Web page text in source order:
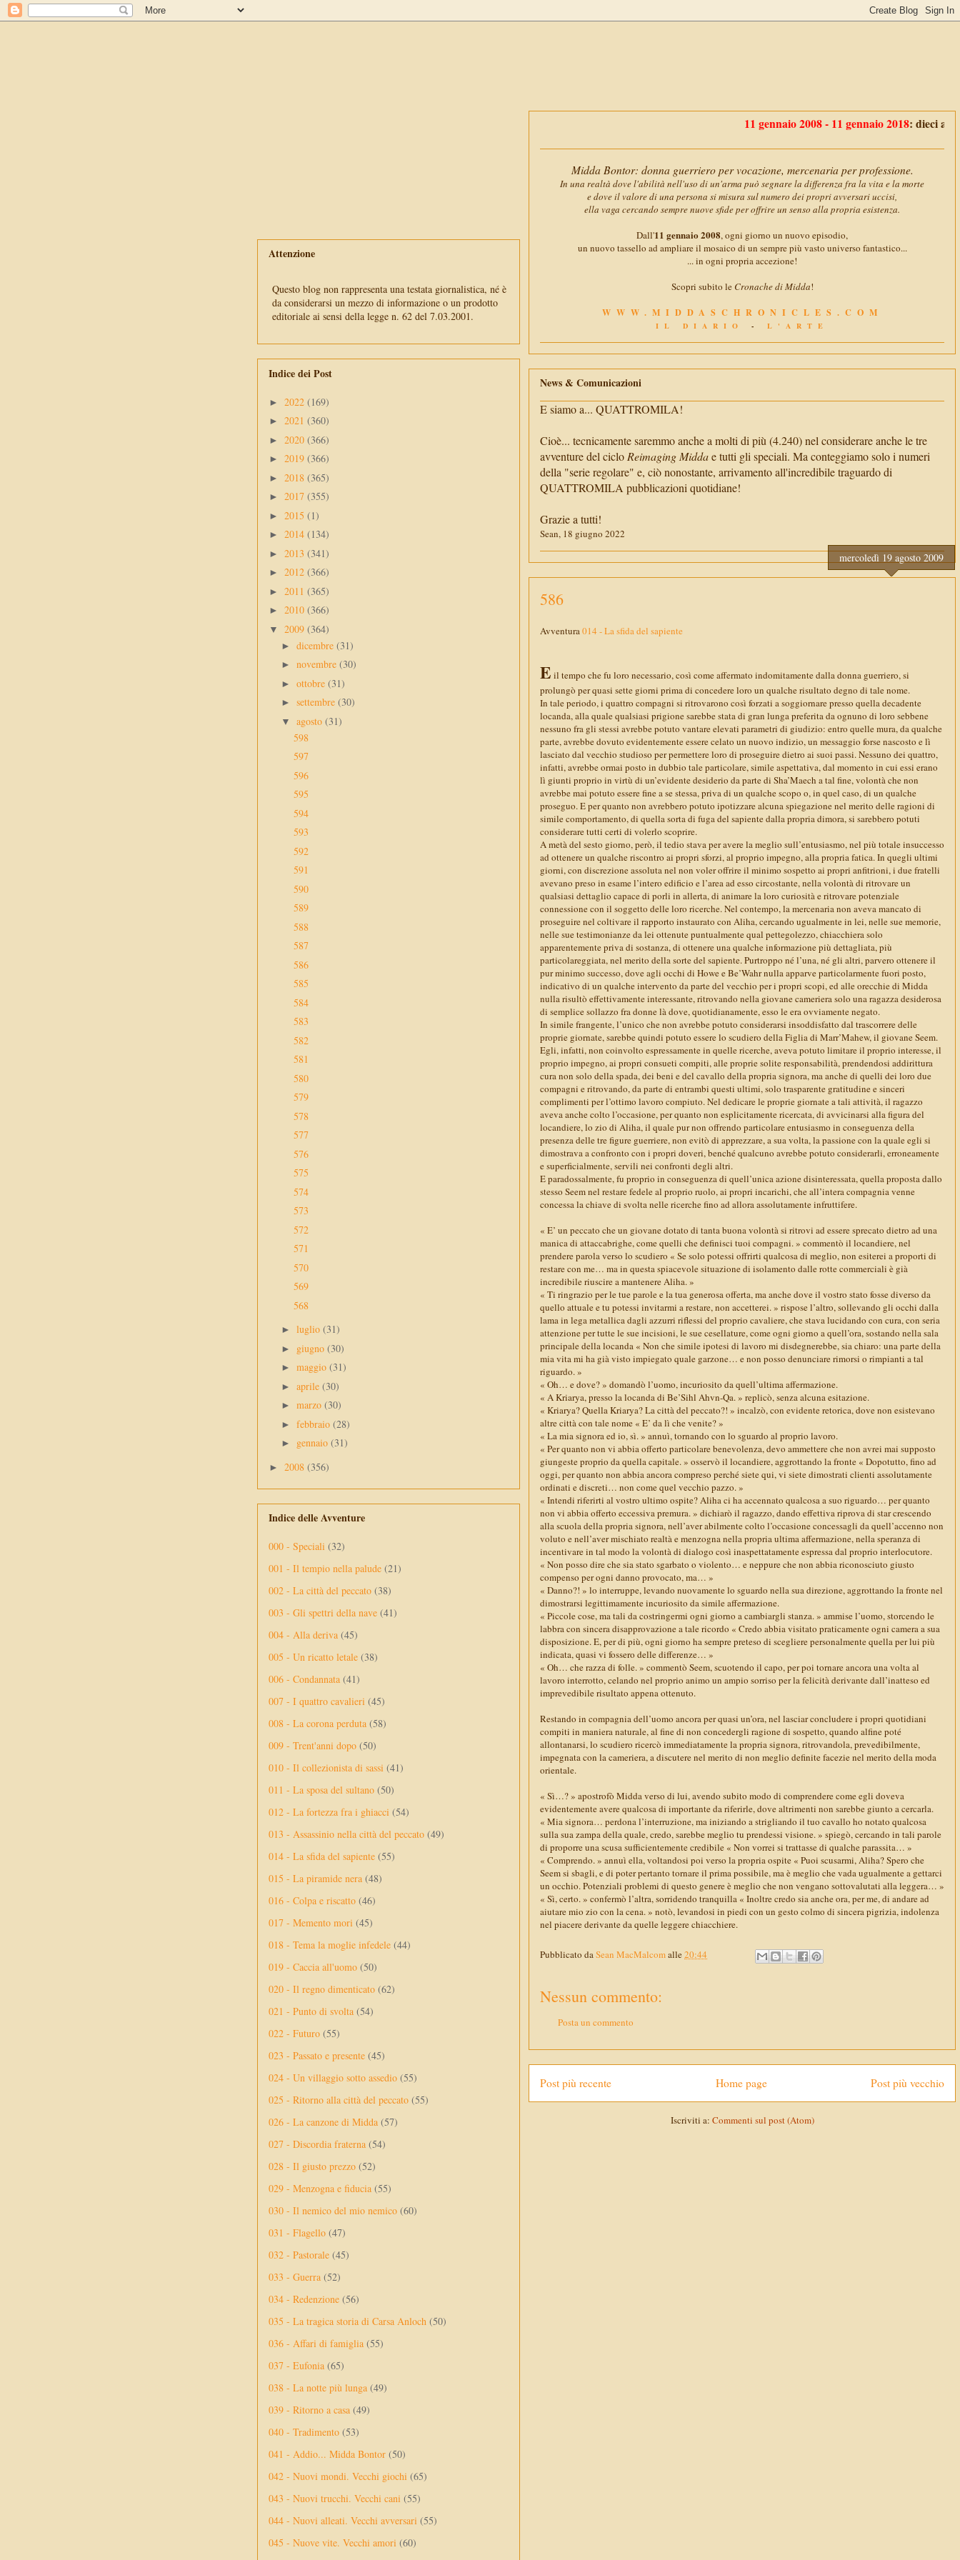
11 gennaio 2008 - 11 gennaio 2018: dieci anni con
Midda Bontor: donna guerriero per vocazione, mercenaria per professione.
In una realtà dove l'abilità nell'uso di un'arma può segnare la differenza fra la vita e la morte
e dove il valore di una persona si misura sul numero dei propri avversari uccisi,
ella vaga cercando sempre nuove sfide per offrire un senso alla propria esistenza.
Dall'11 gennaio 2008, ogni giorno un nuovo episodio,
un nuovo tassello ad ampliare il mosaico di un sempre più vasto universo fantastico...
... in ogni propria accezione!
Scopri subito le Cronache di Midda!
WWW.MIDDASCHRONICLES.COM
IL DIARIO - L'ARTE
News & Comunicazioni
E siamo a... QUATTROMILA!
Cioè... tecnicamente saremmo anche a molti di più (4.240) nel considerare anche le tre
avventure del cicloReimaging Middae tutti gli speciali. Ma conteggiamo solo i numeri
della "serie regolare" e, ciò nonostante, arrivamento all'incredibile traguardo di
QUATTROMILA pubblicazioni quotidiane!
Grazie a tutti!
Sean, 18 giugno 2022
mercoledì 19 agosto 2009
586
Avventura014 - La sfida del sapiente
E il tempo che fu loro necessario, così come affermato indomitamente dalla donna guerriero, si
prolungò per quasi sette giorni prima di concedere loro un qualche risultato degno di tale nome.
In tale periodo, i quattro compagni si ritrovarono così forzati a soggiornare presso quella decadente
locanda, alla quale qualsiasi prigione sarebbe stata di gran lunga preferita da ognuno di loro sebbene
nessuno fra gli stessi avrebbe potuto vantare elevati parametri di giudizio: entro quelle mura, da qualche
parte, avrebbe dovuto evidentemente essere celato un nuovo indizio, un messaggio forse nascosto e lì
lasciato dal vecchio studioso per permettere loro di proseguire dietro ai suoi passi. Nessuno dei quattro,
infatti, avrebbe ormai posto in dubbio tale particolare, simile aspettativa, dal momento in cui essi erano
lì giunti proprio in virtù di un’evidente desiderio da parte di Sha’Maech a tal fine, volontà che non
avrebbe mai potuto essere fine a se stessa, priva di un qualche scopo o, in quel caso, di un qualche
proseguo. E per quanto non avrebbero potuto ipotizzare alcuna spiegazione nel merito delle ragioni di
simile comportamento, di quella sorta di fuga del sapiente dalla propria dimora, si sarebbero potuti
considerare tutti certi di volerlo scoprire.
A metà del sesto giorno, però, il tedio stava per avere la meglio sull’entusiasmo, nel più totale insuccesso
ad ottenere un qualche riscontro ai propri sforzi, al proprio impegno, alla propria fatica. In quegli ultimi
giorni, con discrezione assoluta nel non voler offrire il minimo sospetto ai propri anfitrioni, i due fratelli
avevano preso in esame l’intero edificio e l’area ad esso circostante, nella volontà di ritrovare un
qualsiasi dettaglio capace di porli in allerta, di animare la loro curiosità e ritrovare potenziale
connessione con il soggetto delle loro ricerche. Nel contempo, la mercenaria non aveva mancato di
proseguire nel coltivare il rapporto instaurato con Aliha, cercando ugualmente in lei, nelle sue memorie,
nelle sue testimonianze da lei ottenute puntualmente qual pettegolezzo, chiacchiera solo
apparentemente priva di sostanza, di ottenere una qualche informazione più dettagliata, più
particolareggiata, nel merito della sorte del sapiente. Purtroppo né l’una, né gli altri, parvero ottenere il
pur minimo successo, dove agli occhi di Howe e Be’Wahr nulla apparve particolarmente fuori posto,
indicativo di un qualche intervento da parte del vecchio per i propri scopi, ed alle orecchie di Midda
nulla risultò effettivamente interessante, ritrovando nella giovane cameriera solo una ragazza desiderosa
di semplice sollazzo fra donne là dove, quotidianamente, esso le era ovviamente negato.
In simile frangente, l’unico che non avrebbe potuto considerarsi insoddisfatto dal trascorrere delle
proprie giornate, sarebbe quindi potuto essere lo scudiero della Figlia di Marr’Mahew, il giovane Seem.
Egli, infatti, non coinvolto espressamente in quelle ricerche, aveva potuto limitare il proprio interesse, il
proprio impegno, ai propri consueti compiti, alle proprie solite responsabilità, prendendosi addirittura
cura non solo della spada, dei beni e del cavallo della propria signora, ma anche di quelli dei loro due
compagni e ritrovando, da parte di entrambi questi ultimi, solo trasparente gratitudine e sinceri
complimenti per l’ottimo lavoro compiuto. Nel dedicare le proprie giornate a tali attività, il ragazzo
aveva anche colto l’occasione, per quanto non esplicitamente ricercata, di avvicinarsi alla figura del
locandiere, lo zio di Aliha, il quale pur non offrendo particolare entusiasmo in conseguenza della
presenza delle tre figure guerriere, non evitò di apprezzare, a sua volta, la passione con la quale egli si
dimostrava a confronto con i propri doveri, benché qualcuno avrebbe potuto considerarli, erroneamente
e superficialmente, servili nei confronti degli altri.
E paradossalmente, fu proprio in conseguenza di quell’unica azione disinteressata, quella proposta dallo
stesso Seem nel restare fedele al proprio ruolo, ai propri incarichi, che all’intera compagnia venne
concessa la chiave di svolta nelle ricerche fino ad allora assolutamente infruttifere.
« E’ un peccato che un giovane dotato di tanta buona volontà si ritrovi ad essere sprecato dietro ad una
manica di attaccabrighe, come quelli che definisci tuoi compagni. » commentò il locandiere, nel
prendere parola verso lo scudiero « Se solo potessi offrirti qualcosa di meglio, non esiterei a proporti di
restare con me… ma in questa spiacevole situazione di isolamento dalle rotte commerciali è già
incredibile riuscire a mantenere Aliha. »
« Ti ringrazio per le tue parole e la tua generosa offerta, ma anche dove il vostro stato fosse diverso da
quello attuale e tu potessi invitarmi a restare, non accetterei. » rispose l’altro, sollevando gli occhi dalla
lama in lega metallica dagli azzurri riflessi del proprio cavaliere, che stava lucidando con cura, con seria
attenzione per tutte le sue incisioni, le sue cesellature, come ogni giorno a quell’ora, sostando nella sala
principale della locanda « Non che simile ipotesi di lavoro mi disdegnerebbe, sia chiaro: una parte della
mia vita mi ha già visto impiegato quale garzone… e non posso denunciare rimorsi o rimpianti a tal
riguardo. »
« Oh… e dove? » domandò l’uomo, incuriosito da quell’ultima affermazione.
« A Kriarya, presso la locanda di Be’Sihl Ahvn-Qa. » replicò, senza alcuna esitazione.
« Kriarya? Quella Kriarya? La città del peccato?! » incalzò, con evidente retorica, dove non esistevano
altre città con tale nome « E’ da lì che venite? »
« La mia signora ed io, sì. » annuì, tornando con lo sguardo al proprio lavoro.
« Per quanto non vi abbia offerto particolare benevolenza, devo ammettere che non avrei mai supposto
giungeste proprio da quella capitale. » osservò il locandiere, aggrottando la fronte « Dopotutto, fino ad
oggi, per quanto non abbia ancora compreso perché siete qui, vi siete dimostrati clienti assolutamente
ordinati e discreti… non come quel vecchio pazzo. »
« Intendi riferirti al vostro ultimo ospite? Aliha ci ha accennato qualcosa a suo riguardo… per quanto
non vi abbia offerto eccessiva premura. » dichiarò il ragazzo, dando effettiva riprova di star crescendo
alla scuola della propria signora, nell’aver abilmente colto l’occasione concessagli da quell’accenno non
voluto e nell’aver mischiato realtà e menzogna nella propria ultima affermazione, nella speranza di
incentivare in tal modo la volontà di dialogo così inaspettatamente espressa dal proprio interlocutore.
« Non posso dire che sia stato sgarbato o violento… e neppure che non abbia riconosciuto giusto
compenso per ogni danno provocato, ma… »
« Danno?! » lo interruppe, levando nuovamente lo sguardo nella sua direzione, aggrottando la fronte nel
dimostrarsi legittimamente incuriosito da simile affermazione.
« Piccole cose, ma tali da costringermi ogni giorno a cambiargli stanza. » ammise l’uomo, storcendo le
labbra con sincera disapprovazione a tale ricordo « Credo abbia visitato praticamente ogni camera a sua
disposizione. E, per di più, ogni giorno ha sempre preteso di scegliere personalmente quella per lui più
indicata, quasi vi fossero delle differenze… »
« Oh… che razza di folle. » commentò Seem, scuotendo il capo, per poi tornare ancora una volta al
lavoro interrotto, celando nel proprio animo un ampio sorriso per la felicità derivante dall’inatteso ed
imprevedibile risultato appena ottenuto.
Restando in compagnia dell’uomo ancora per quasi un’ora, nel lasciar concludere i propri quotidiani
compiti in maniera naturale, al fine di non concedergli ragione di sospetto, quando alfine poté
allontanarsi, lo scudiero ricercò immediatamente la propria signora, ritrovandola, prevedibilmente,
impegnata con la cameriera, a discutere nel merito di non meglio definite facezie nel merito della moda
orientale.
« Sì…? » apostrofò Midda verso di lui, avendo subito modo di comprendere come egli doveva
evidentemente avere qualcosa di importante da riferirle, dove altrimenti non sarebbe giunto a cercarla.
« Mia signora… perdona l’interruzione, ma iniziando a strigliando il tuo cavallo ho notato qualcosa
sulla sua zampa della quale, credo, sarebbe meglio tu prendessi visione. » spiegò, cercando in tali parole
di proporre una scusa sufficientemente credibile « Non vorrei si trattasse di qualche parassita… »
« Comprendo. » annuì ella, voltandosi poi verso la propria ospite « Puoi scusarmi, Aliha? Spero che
Seem si sbagli, e di poter pertanto tornare il prima possibile, ma è meglio che vada ugualmente a gettarci
un occhio. Potenziali problemi di questo genere è meglio che non vengano sottovalutati alla leggera… »
« Sì, certo. » confermò l’altra, sorridendo tranquilla « Inoltre credo sia anche ora, per me, di andare ad
aiutare mio zio con la cena. » notò, levandosi in piedi con un gesto colmo di sincera pigrizia, indolenza
nel piacere derivante da quelle leggere chiacchiere.
Pubblicato daSean MacMalcomalle 20:44
Nessun commento:
Posta un commento
Post più recente Post più vecchio
Home page
Iscriviti a: Commenti sul post (Atom)
Attenzione
Questo blog non rappresenta una testata giornalistica, né è
da considerarsi un mezzo di informazione o un prodotto
editoriale ai sensi della legge n. 62 del 7.03.2001.
Indice dei Post
► 2022 (169)
► 2021 (360)
► 2020 (366)
► 2019 (366)
► 2018 (365)
► 2017 (355)
► 2015 (1)
► 2014 (134)
► 2013 (341)
► 2012 (366)
► 2011 (365)
► 2010 (366)
▼ 2009 (364)
► dicembre (31)
► novembre (30)
► ottobre (31)
► settembre (30)
▼ agosto (31)
598
597
596
595
594
593
592
591
590
589
588
587
586
585
584
583
582
581
580
579
578
577
576
575
574
573
572
571
570
569
568
► luglio (31)
► giugno (30)
► maggio (31)
► aprile (30)
► marzo (30)
► febbraio (28)
► gennaio (31)
► 2008 (356)
Indice delle Avventure
000 - Speciali (32)
001 - Il tempio nella palude (21)
002 - La città del peccato (38)
003 - Gli spettri della nave (41)
004 - Alla deriva (45)
005 - Un ricatto letale (38)
006 - Condannata (41)
007 - I quattro cavalieri (45)
008 - La corona perduta (58)
009 - Trent'anni dopo (50)
010 - Il collezionista di sassi (41)
011 - La sposa del sultano (50)
012 - La fortezza fra i ghiacci (54)
013 - Assassinio nella città del peccato (49)
014 - La sfida del sapiente (55)
015 - La piramide nera (48)
016 - Colpa e riscatto (46)
017 - Memento mori (45)
018 - Tema la moglie infedele (44)
019 - Caccia all'uomo (50)
020 - Il regno dimenticato (62)
021 - Punto di svolta (54)
022 - Futuro (55)
023 - Passato e presente (45)
024 - Un villaggio sotto assedio (55)
025 - Ritorno alla città del peccato (55)
026 - La canzone di Midda (57)
027 - Discordia fraterna (54)
028 - Il giusto prezzo (52)
029 - Menzogna e fiducia (55)
030 - Il nemico del mio nemico (60)
031 - Flagello (47)
032 - Pastorale (45)
033 - Guerra (52)
034 - Redenzione (56)
035 - La tragica storia di Carsa Anloch (50)
036 - Affari di famiglia (55)
037 - Eufonia (65)
038 - La notte più lunga (49)
039 - Ritorno a casa (49)
040 - Tradimento (53)
041 - Addio... Midda Bontor (50)
042 - Nuovi mondi. Vecchi giochi (65)
043 - Nuovi trucchi. Vecchi cani (55)
044 - Nuovi alleati. Vecchi avversari (55)
045 - Nuove vite. Vecchi amori (60)